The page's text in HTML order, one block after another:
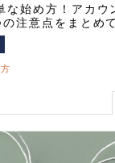
な始め方！アカウ
注意点をまとめ